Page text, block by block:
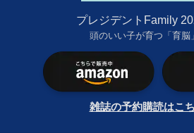
プレジデントFamily
頭のいい子が育つ「育脳
雑誌の予約購読はこ